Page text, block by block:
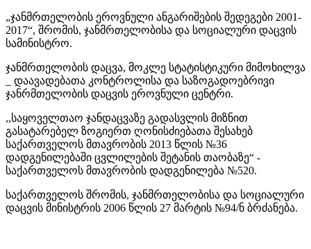
„ჯანმრთელობის ეროვნული ანგარიშების შედეგები 2001-
2017“, შრომის, ჯანმრთელობისა და სოციალური დაცვის
სამინისტრო.
ჯანმრთელობის დაცვა, მოკლე სტატისტიკური მიმოხილვა
_ დაავადებათა კონტროლისა და საზოგადოებრივი
ჯანრმთელობის დაცვის ეროვნული ცენტრი.
,,საყოველთაო ჯანდაცვაზე გადასვლის მიზნით
გასატარებელ ზოგიერთ ღონისძიებათა შესახებ
საქართველოს მთავრობის 2013 წლის №36
დადგენილებაში ცვლილების შეტანის თაობაზე“ -
საქართველოს მთავრობის დადგენილება №520.
საქართველოს შრომის, ჯანმრთელობისა და სოციალური
დაცვის მინისტრის 2006 წლის 27 მარტის №94/ნ ბრძანება.